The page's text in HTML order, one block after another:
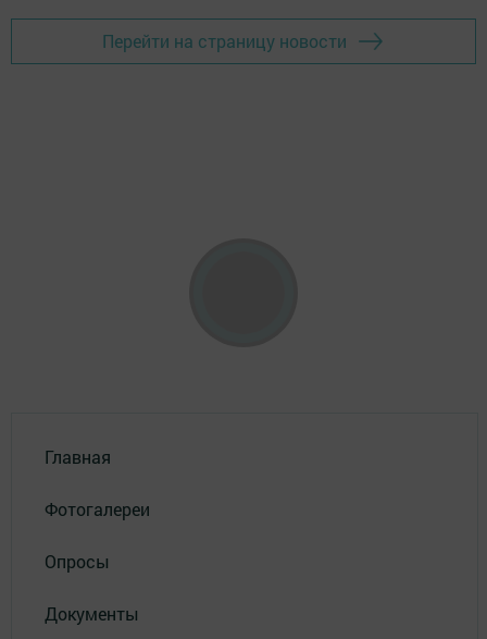
Перейти на страницу новости
Главная
Фотогалереи
Опросы
Документы